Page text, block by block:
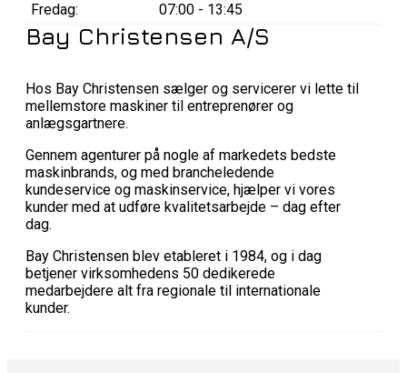
Fredag:
07:00 - 13:45
Bay Christensen A/S
Hos Bay Christensen sælger og servicerer vi lette til
mellemstore maskiner til entreprenører og
anlægsgartnere.
Gennem agenturer på nogle af markedets bedste
maskinbrands, og med brancheledende
kundeservice og maskinservice, hjælper vi vores
kunder med at udføre kvalitetsarbejde – dag efter
dag.
Bay Christensen blev etableret i 1984, og i dag
betjener virksomhedens 50 dedikerede
medarbejdere alt fra regionale til internationale
kunder.